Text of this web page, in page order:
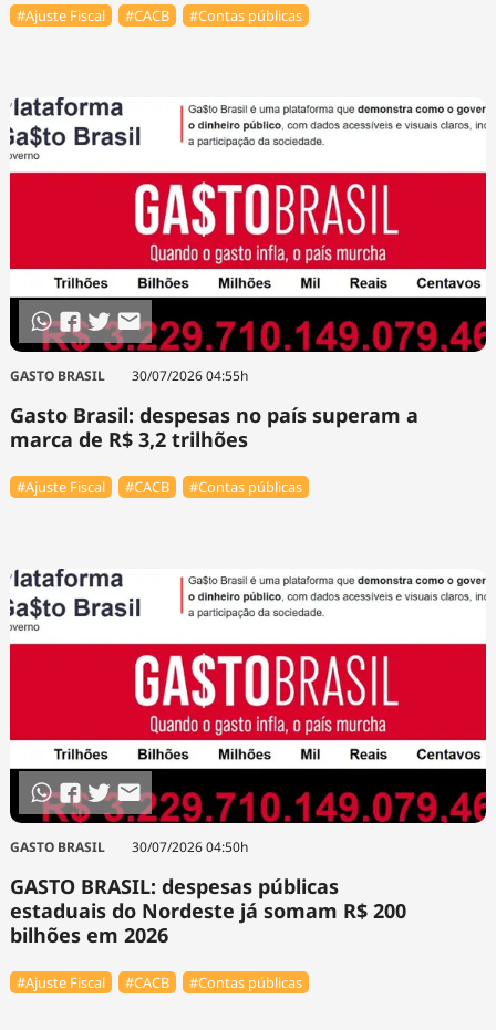
#Ajuste Fiscal #⁠CACB #Contas públicas
GASTO BRASIL 30/07/2026 04:55h
Gasto Brasil: despesas no país superam a
marca de R$ 3,2 trilhões
#Ajuste Fiscal #⁠CACB #Contas públicas
GASTO BRASIL 30/07/2026 04:50h
GASTO BRASIL: despesas públicas
estaduais do Nordeste já somam R$ 200
bilhões em 2026
#Ajuste Fiscal #⁠CACB #Contas públicas